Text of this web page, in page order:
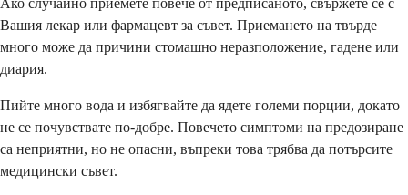
Ако случайно приемете повече от предписаното, свържете се с
Вашия лекар или фармацевт за съвет. Приемането на твърде
много може да причини стомашно неразположение, гадене или
диария.
Пийте много вода и избягвайте да ядете големи порции, докато
не се почувствате по-добре. Повечето симптоми на предозиране
са неприятни, но не опасни, въпреки това трябва да потърсите
медицински съвет.